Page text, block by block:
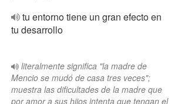
tu entorno tiene un gran efecto en
tu desarrollo
literalmente significa "la madre de
Mencio se mudó de casa tres veces";
muestra las dificultades de la madre que
por amor a sus hijos intenta que tengan el